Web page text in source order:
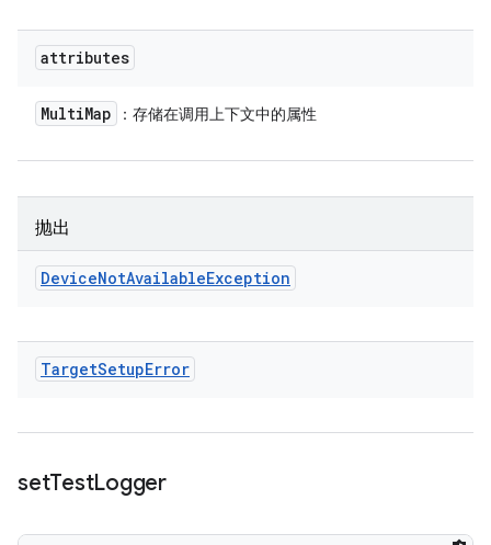
attributes
MultiMap ：存储在调用上下文中的属性
抛出
DeviceNotAvailableException
TargetSetupError
setTestLogger